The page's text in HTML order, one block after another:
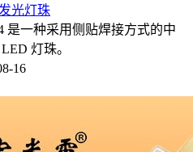
光灯珠
是一种采用侧贴焊接方式的中
灯珠。
16